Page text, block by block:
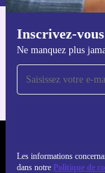
Inscrivez-
Ne manquez plus
Les informations
dans notre Politique de